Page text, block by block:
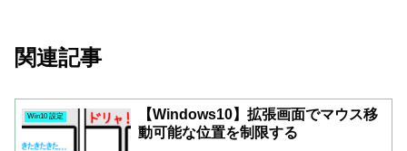
関連記事
Win10 設定
【Windows10】拡張画面でマウス移
動可能な位置を制限する